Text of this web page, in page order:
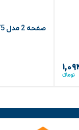
صفحه 2 مدل 875 (الکتروپیک)